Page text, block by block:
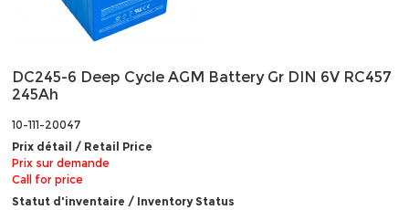
DC245-6 Deep Cycle AGM Battery Gr DIN 6V RC457
245Ah
10-111-20047
Prix détail / Retail Price
Prix sur demande
Call for price
Statut d'inventaire / Inventory Status